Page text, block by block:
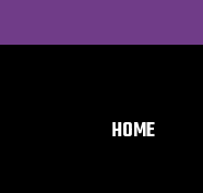
HOME